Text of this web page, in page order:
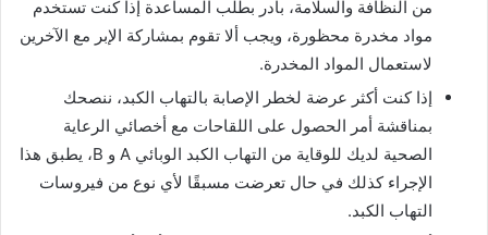
من النظافة والسلامة، بادر بطلب المساعدة إذا كنت تستخدم
مواد مخدرة محظورة، ويجب ألا تقوم بمشاركة الإبر مع الآخرين
لاستعمال المواد المخدرة.
إذا كنت أكثر عرضة لخطر الإصابة بالتهاب الكبد، ننصحك
بمناقشة أمر الحصول على اللقاحات مع أخصائي الرعاية
الصحية لديك للوقاية من التهاب الكبد الوبائي A و B، يطبق هذا
الإجراء كذلك في حال تعرضت مسبقًا لأي نوع من فيروسات
التهاب الكبد.